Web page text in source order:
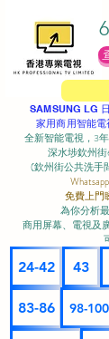
SAMSUNG LG
家用商用智能
全新智能電視，3
深水埗欽州
(欽州街公共洗手
免費上門
為你分析
商用屏幕、電視及
24-42 43
83-86 98-100